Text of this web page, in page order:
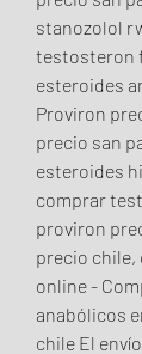
stanozolol
testosteron
esteroides
Proviron
precio san
esteroides
comprar
proviron
precio chile,
online -
anabólicos
chile El